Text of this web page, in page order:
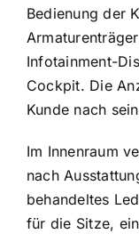
Bedienung der
Infotainment-
Cockpit. Die
Kunde nach
Im Innenraum
nach
behandeltes
für die Sitze,